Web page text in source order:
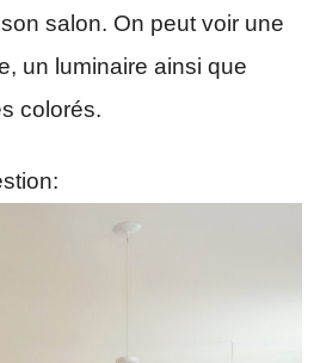
salon. On peut voir une
un luminaire ainsi que
colorés.